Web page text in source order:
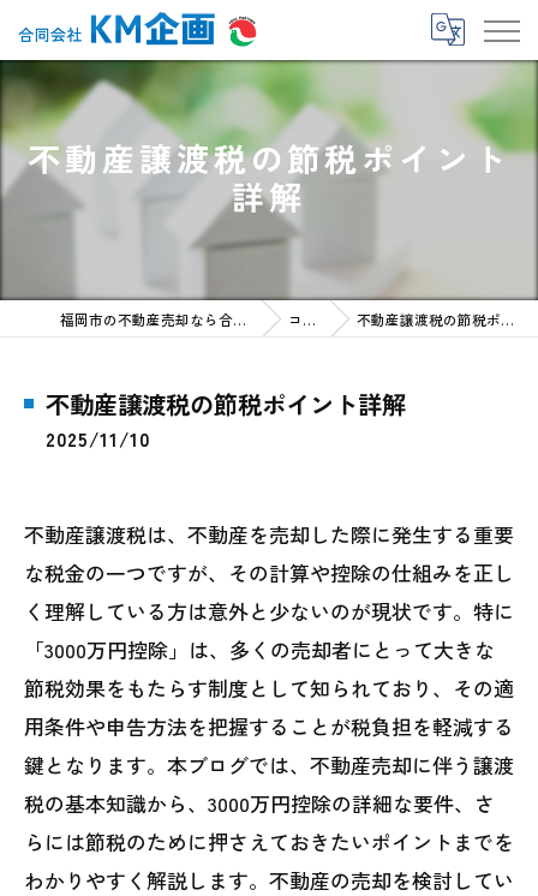
不動産譲渡税の節税ポイント
詳解
福岡市の不動産売却なら合同会社KM企画 コラム 不動産譲渡税の節税ポイント詳解
不動産譲渡税の節税ポイント詳解
2025/11/10
不動産譲渡税は、不動産を売却した際に発生する重要
な税金の一つですが、その計算や控除の仕組みを正し
く理解している方は意外と少ないのが現状です。特に
「3000万円控除」は、多くの売却者にとって大きな
節税効果をもたらす制度として知られており、その適
用条件や申告方法を把握することが税負担を軽減する
鍵となります。本ブログでは、不動産売却に伴う譲渡
税の基本知識から、3000万円控除の詳細な要件、さ
らには節税のために押さえておきたいポイントまでを
わかりやすく解説します。不動産の売却を検討してい